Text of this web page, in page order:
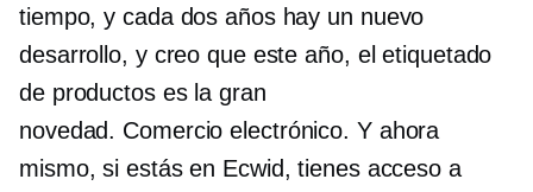
tiempo, y cada dos años hay un nuevo
desarrollo, y creo que este año, el etiquetado
de productos es la gran
novedad. Comercio electrónico. Y ahora
mismo, si estás en Ecwid, tienes acceso a